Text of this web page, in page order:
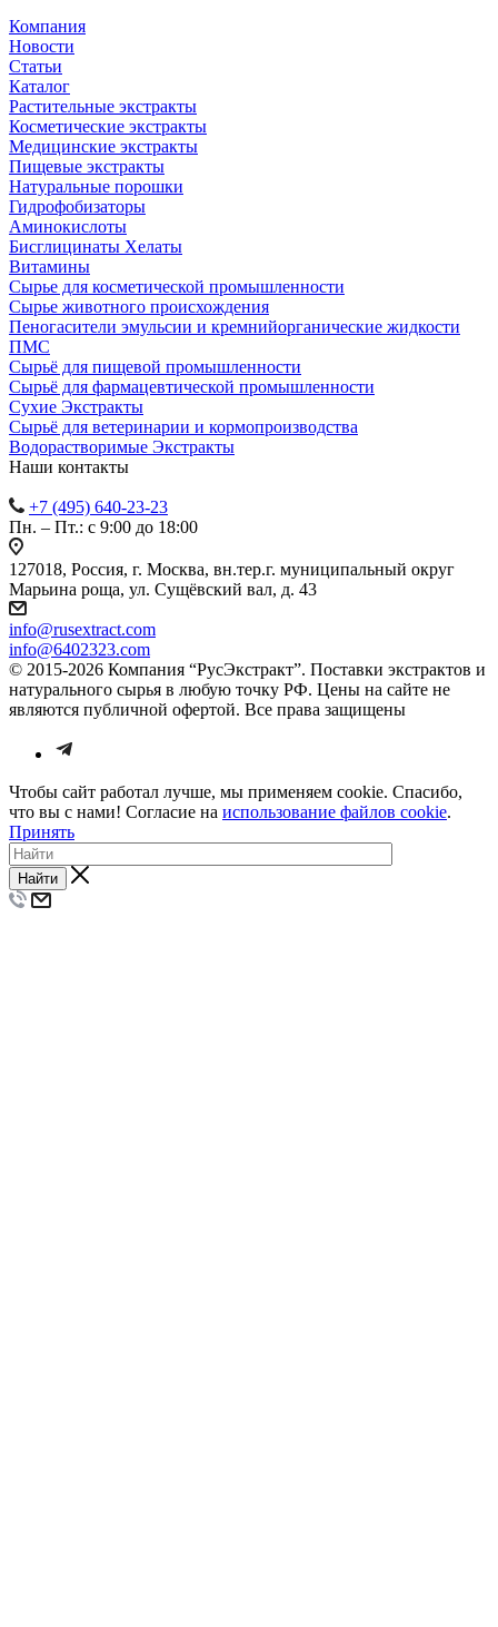
Компания
Новости
Статьи
Каталог
Растительные экстракты
Косметические экстракты
Медицинские экстракты
Пищевые экстракты
Натуральные порошки
Гидрофобизаторы
Аминокислоты
Бисглицинаты Хелаты
Витамины
Сырье для косметической промышленности
Сырье животного происхождения
Пеногасители эмульсии и кремнийорганические жидкости
ПМС
Сырьё для пищевой промышленности
Сырьё для фармацевтической промышленности
Сухие Экстракты
Сырьё для ветеринарии и кормопроизводства
Водорастворимые Экстракты
Наши контакты
+7 (495) 640-23-23
Пн. – Пт.: с 9:00 до 18:00
127018, Россия, г. Москва, вн.тер.г. муниципальный округ
Марьина роща, ул. Сущёвский вал, д. 43
info@rusextract.com
info@6402323.com
© 2015-2026 Компания “РусЭкстракт”. Поставки экстрактов и
натурального сырья в любую точку РФ. Цены на сайте не
являются публичной офертой. Все права защищены
Чтобы сайт работал лучше, мы применяем cookie. Спасибо,
что вы с нами! Согласие на использование файлов cookie.
Принять
Найти